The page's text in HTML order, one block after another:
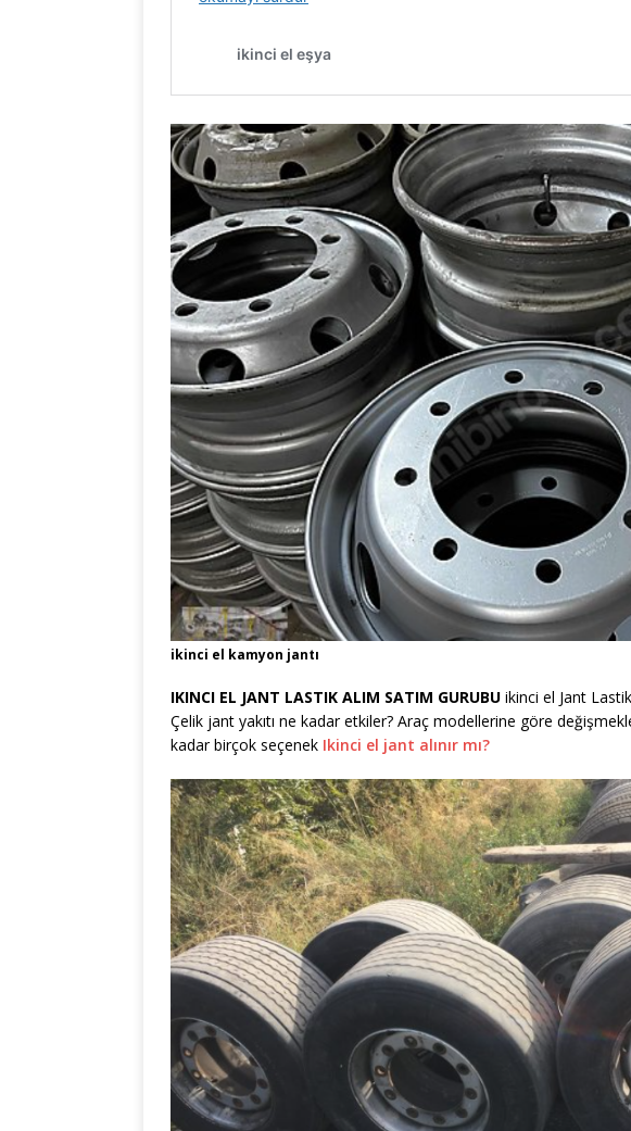
ikinci el kamyon jantı
IKINCI EL JANT LASTIK ALIM SATIM GURUBU ikinci el Jant
Çelik jant yakıtı ne kadar etkiler? Araç modellerine göre
kadar birçok seçenek Ikinci el jant alınır mı?